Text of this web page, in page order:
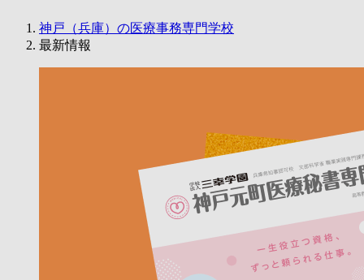
神戸（兵庫）の医療事務専門学校
最新情報